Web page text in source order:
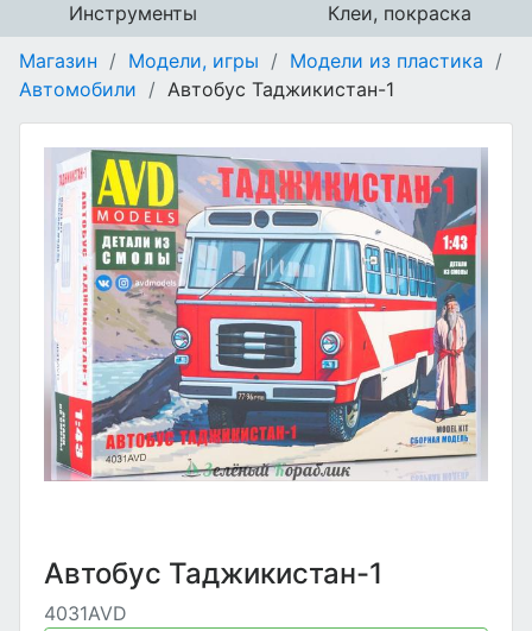
Инструменты
Клеи, покраска
Магазин / Модели, игры / Модели из пластика /
Автомобили / Автобус Таджикистан-1
Автобус Таджикистан-1
4031AVD